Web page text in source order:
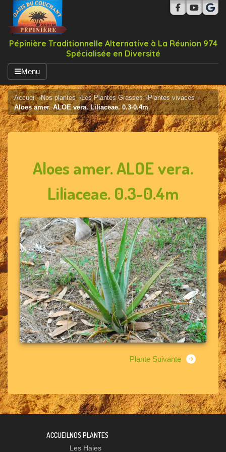
Pépinière Traditionnelle Alternative à La Réunion 974
Spécialisée en Diversité
Menu
Accueil Nos plantes Les Plantes Grasses
Plantes vivaces
Aloes amer. ALOE vera. Liliaceae. 0.3-0.4m
Aloes amer. ALOE vera.
Liliaceae. 0.3-0.4m
Plante Suivante
ACCUEILNOS PLANTES
Les Haies